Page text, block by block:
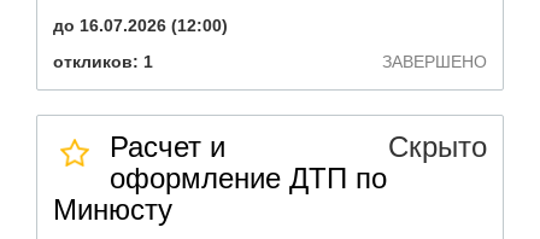
до 16.07.2026 (12:00)
откликов: 1
ЗАВЕРШЕНО
Расчет и
оформление ДТП по
Минюсту
Скрыто